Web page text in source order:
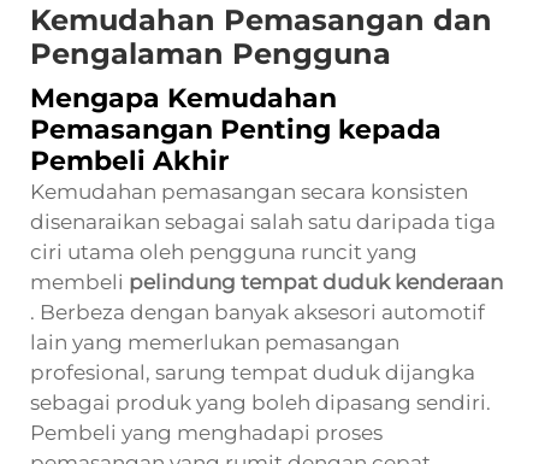
Kemudahan Pemasangan dan
Pengalaman Pengguna
Mengapa Kemudahan
Pemasangan Penting kepada
Pembeli Akhir
Kemudahan pemasangan secara konsisten
disenaraikan sebagai salah satu daripada tiga
ciri utama oleh pengguna runcit yang
membeli pelindung tempat duduk kenderaan
. Berbeza dengan banyak aksesori automotif
lain yang memerlukan pemasangan
profesional, sarung tempat duduk dijangka
sebagai produk yang boleh dipasang sendiri.
Pembeli yang menghadapi proses